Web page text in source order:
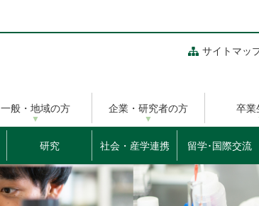
サイトマッ
一般・地域の方 企業・研究者の方 卒業
研究 社会・産学連携 留学･国際交流